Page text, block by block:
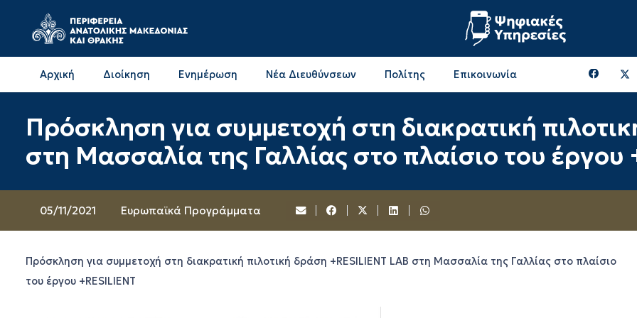
Αρχική Διοίκηση Ενημέρωση Νέα Διευθύνσεων Πολίτης Επικοινωνία
Πρόσκληση για συμμετοχή στη διακρατική
στη Μασσαλία της Γαλλίας στο πλαίσιο του έργου
05/11/2021 Ευρωπαϊκά Προγράμματα
Πρόσκληση για συμμετοχή στη διακρατική πιλοτική δράση +RESILIENT LAB στη Μασσαλία της Γαλλίας στο πλαίσιο
του έργου +RESILIENT